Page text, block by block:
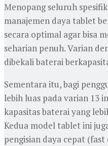
Menopang seluruh
manajemen daya tablet
secara optimal agar bisa
seharian penuh. Varian
dibekali baterai
Sementara itu, bagi
lebih luas pada varian 13
kapasitas baterai yang
Kedua model tablet ini
pengisian daya cepat